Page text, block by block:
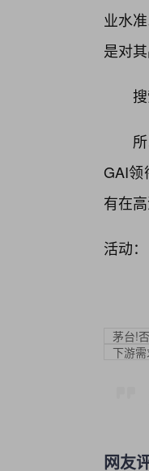
业水
是对
GAI领
有在
活动
茅台!
下游
网友